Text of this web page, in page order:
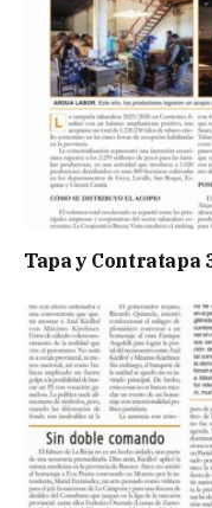
Tapa y Contratapa